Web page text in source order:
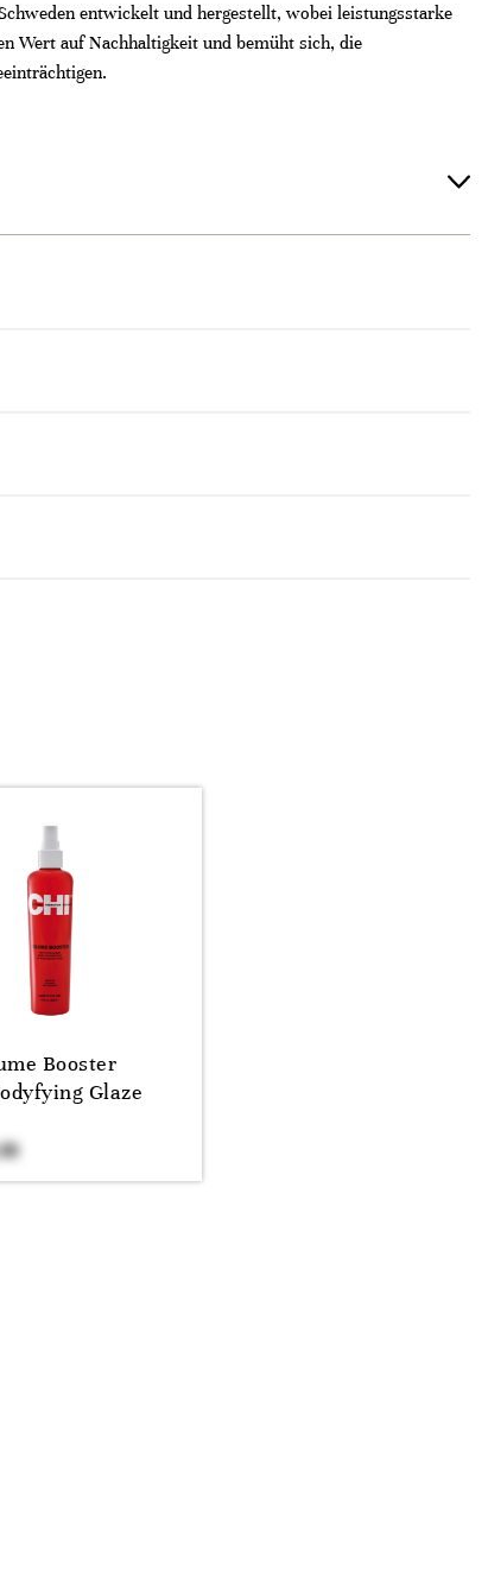
entwickelt und hergestellt, wobei leistungsstarke
Wert auf Nachhaltigkeit und bemüht sich, die
Booster
Glaze